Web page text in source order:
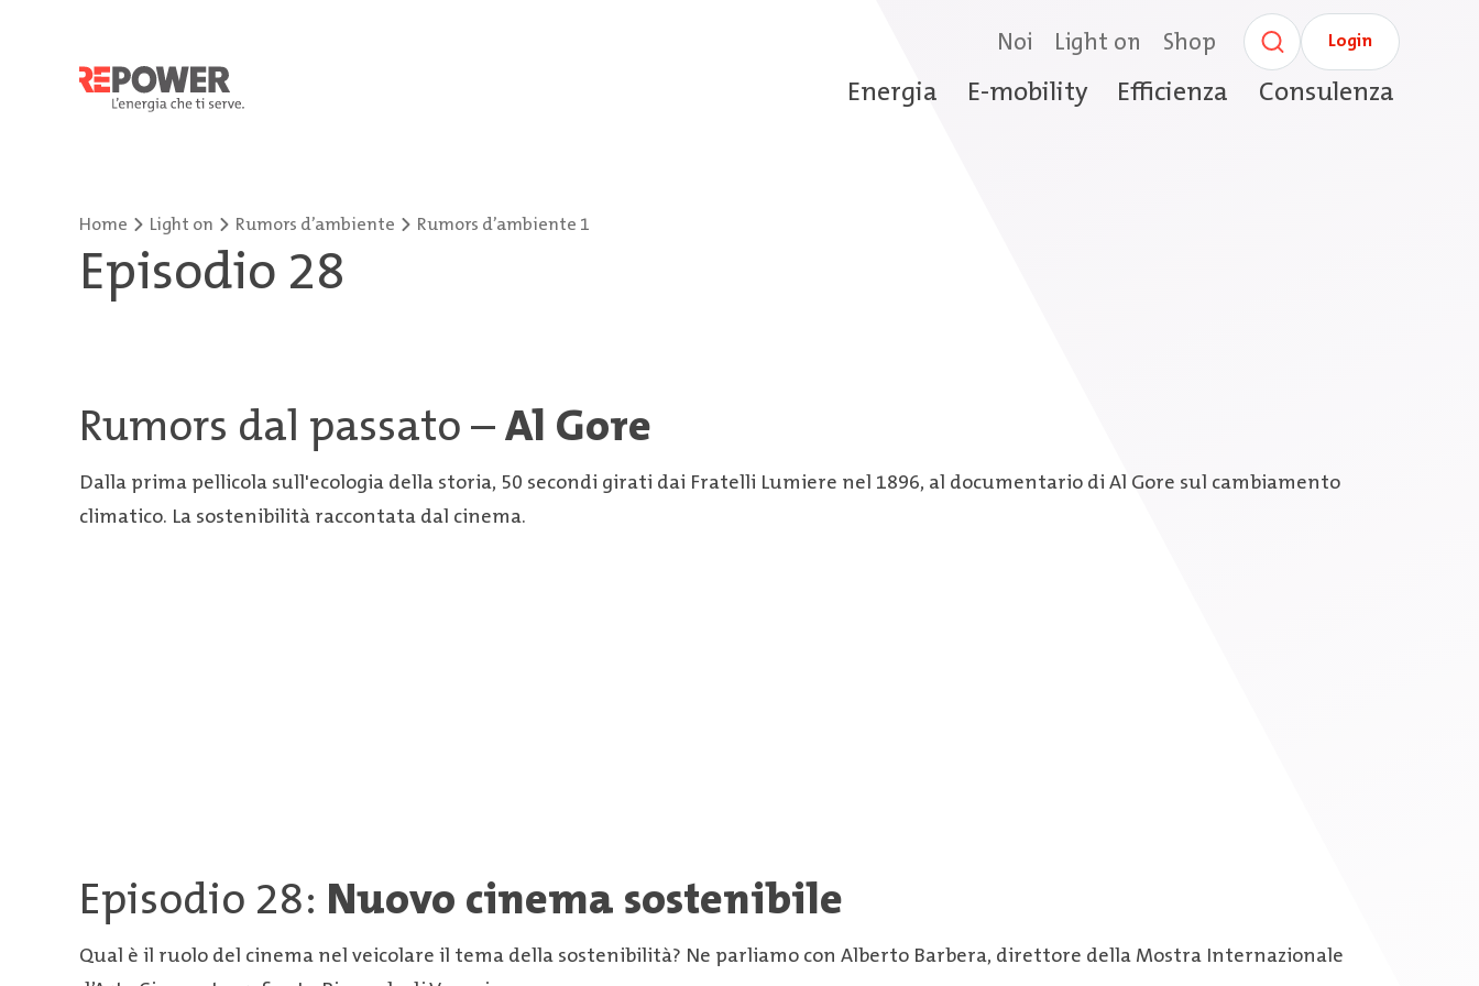
Noi Light on Shop Login
Energia E-mobility Efficienza Consulenza
Home Light on Rumors d’ambiente Rumors d’ambiente 1
Episodio 28
Rumors dal passato –Al Gore
Dalla prima pellicola sull'ecologia della storia, 50 secondi girati dai Fratelli Lumiere nel 1896, al documentario di Al Gore sul cambiamento
climatico. La sostenibilità raccontata dal cinema.
Episodio 28: Nuovo cinema sostenibile
Qual è il ruolo del cinema nel veicolare il tema della sostenibilità? Ne parliamo con Alberto Barbera, direttore della Mostra Internazionale